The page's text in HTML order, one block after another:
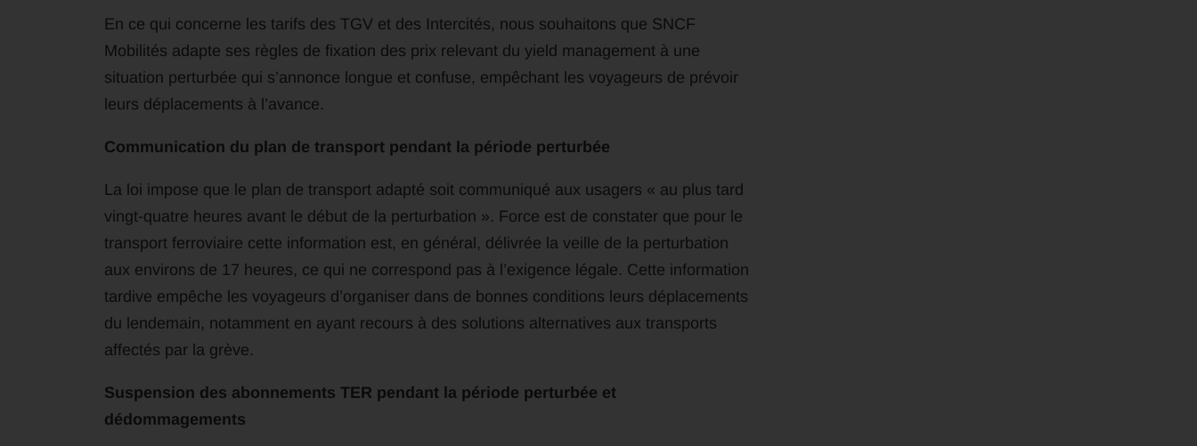
En ce qui concerne les tarifs des TGV et des Intercités, nous souhaitons que SNCF
Mobilités adapte ses règles de fixation des prix relevant du yield management à une
situation perturbée qui s’annonce longue et confuse, empêchant les voyageurs de prévoir
leurs déplacements à l’avance.
Communication du plan de transport pendant la période perturbée
La loi impose que le plan de transport adapté soit communiqué aux usagers « au plus tard
vingt-quatre heures avant le début de la perturbation ». Force est de constater que pour le
transport ferroviaire cette information est, en général, délivrée la veille de la perturbation
aux environs de 17 heures, ce qui ne correspond pas à l’exigence légale. Cette information
tardive empêche les voyageurs d’organiser dans de bonnes conditions leurs déplacements
du lendemain, notamment en ayant recours à des solutions alternatives aux transports
affectés par la grève.
Suspension des abonnements TER pendant la période perturbée et
dédommagements